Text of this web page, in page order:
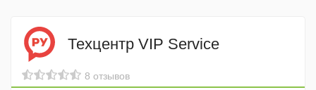
Техцентр VIP Service
8 отзывов